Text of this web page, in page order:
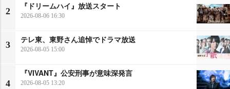
2
『ドリームハイ』放送スタート
2026-08-06 16:30
3
テレ東、東野さん追悼でドラマ放送
2026-08-05 15:00
4
『VIVANT』公安刑事が意味深発言
2026-08-05 13:20